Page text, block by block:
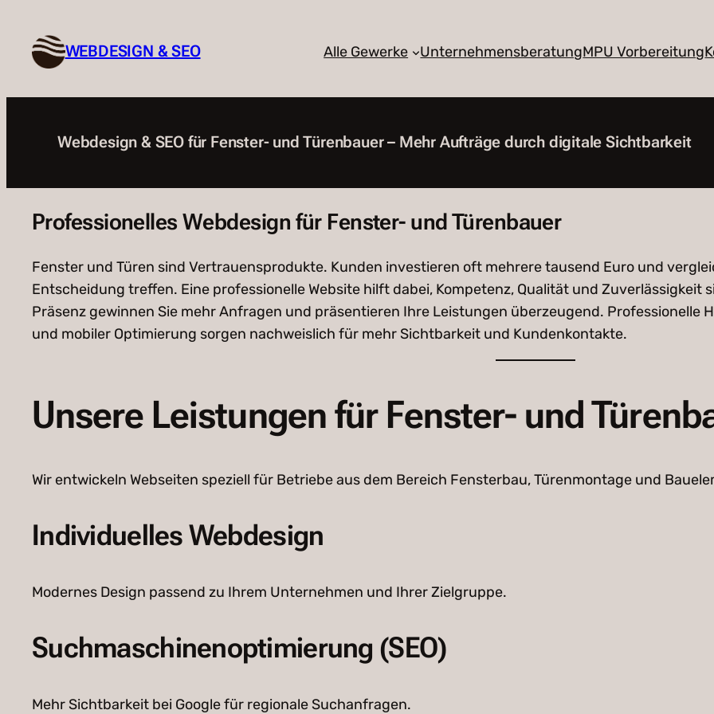
Inhalt
springen
WEBDESIGN & SEO Alle Gewerke UnternehmensberatungMPU Vorbereitung
Webdesign & SEO für Fenster- und Türenbauer – Mehr Aufträge durch digitale Sichtbarkeit
Professionelles Webdesign für Fenster- und Türenbauer
Fenster und Türen sind Vertrauensprodukte. Kunden investieren oft mehrere tausend Euro und
Entscheidung treffen. Eine professionelle Website hilft dabei, Kompetenz, Qualität und Zuverlässigkeit
Präsenz gewinnen Sie mehr Anfragen und präsentieren Ihre Leistungen überzeugend. Professionelle
und mobiler Optimierung sorgen nachweislich für mehr Sichtbarkeit und Kundenkontakte.
Unsere Leistungen für Fenster- und
Wir entwickeln Webseiten speziell für Betriebe aus dem Bereich Fensterbau, Türenmontage und
Individuelles Webdesign
Modernes Design passend zu Ihrem Unternehmen und Ihrer Zielgruppe.
Suchmaschinenoptimierung (SEO)
Mehr Sichtbarkeit bei Google für regionale Suchanfragen.